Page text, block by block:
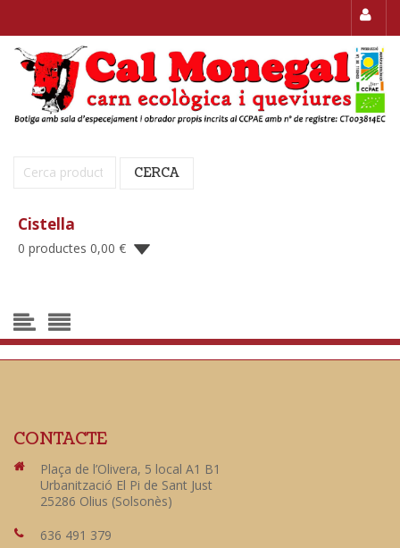
Cerca: CERCA
Cistella
0 productes 0,00 €
CONTACTE
Plaça de l’Olivera, 5 local A1 B1
Urbanització El Pi de Sant Just
25286 Olius (Solsonès)
636 491 379